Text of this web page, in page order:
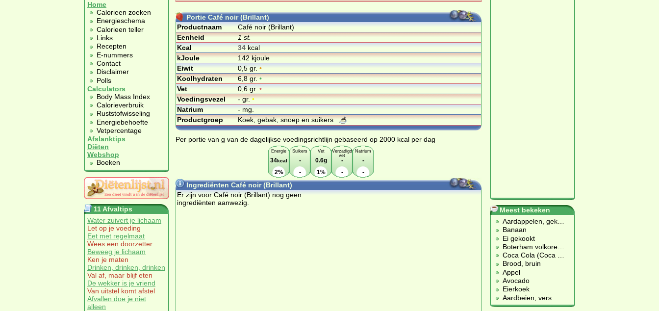
Home
Calorieen zoeken
Energieschema
Calorieen teller
Links
Recepten
E-nummers
Contact
Disclaimer
Polls
Calculators
Body Mass Index
Calorieverbruik
Ruststofwisseling
Energiebehoefte
Vetpercentage
Afslanktips
Diëten
Webshop
Boeken
11 Afvaltips
Water zuivert je lichaam
Let op je voeding
Eet met regelmaat
Wees een doorzetter
Beweeg je lichaam
Ken je maten
Drinken, drinken, drinken
Val af, maar blijf eten
De wekker is je vriend
Van uitstel komt afstel
Afvallen doe je niet
alleen
Portie Café noir (Brillant)
Productnaam
Café noir (Brillant)
Eenheid
1 st.
Kcal
34 kcal
kJoule
142 kjoule
Eiwit
0,5 gr. •
Koolhydraten
6,8 gr.•
Vet
0,6 gr. •
Voedingsvezel
- gr.•
Natrium
- mg.
Productgroep
Koek, gebak, snoep en suikers
Per portie van g van de dagelijkse voedingsrichtlijn gebaseerd op 2000 kcal per dag
Energie
34kcal
2%
Suikers
-
-
Vet
0.6g
1%
Verzadigd
vet
-
-
Natrium
-
-
Ingrediënten Café noir (Brillant)
Er zijn voor Café noir (Brillant) nog geen
ingrediënten aanwezig.
Meest bekeken
Aardappelen, gek
Banaan
Ei gekookt
Boterham volkore
Coca Cola (Coca
Brood, bruin
Appel
Avocado
Eierkoek
Aardbeien, vers